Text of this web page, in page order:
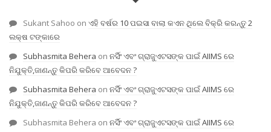
Sukant Sahoo on ଏହି ବର୍ଷର 10 ପଇସା ବାଲା କଏନ ଥିଲେ ବିକ୍ରି କରନ୍ତୁ 2
ଲକ୍ଷ ଟଙ୍କାରେ
Subhasmita Behera on ନର୍ସିଂ ଏବଂ ଗ୍ରାଜୁଏଟସଙ୍କ ପାଇଁ AIIMS ରେ
ନିଯୁକ୍ତି,ଜାଣନ୍ତୁ କିପରି କରିବେ ଆବେଦନ ?
Subhasmita Behera on ନର୍ସିଂ ଏବଂ ଗ୍ରାଜୁଏଟସଙ୍କ ପାଇଁ AIIMS ରେ
ନିଯୁକ୍ତି,ଜାଣନ୍ତୁ କିପରି କରିବେ ଆବେଦନ ?
Subhasmita Behera on ନର୍ସିଂ ଏବଂ ଗ୍ରାଜୁଏଟସଙ୍କ ପାଇଁ AIIMS ରେ